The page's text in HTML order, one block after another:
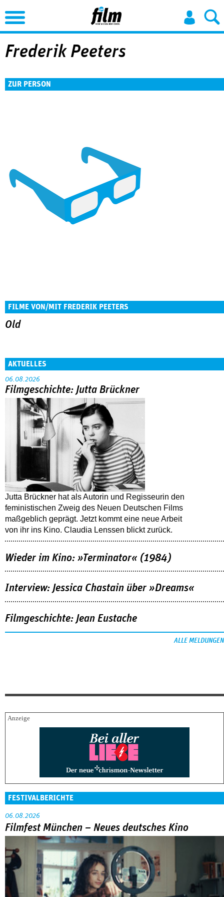
Jump to Navigation
Frederik Peeters
ZUR PERSON
FILME VON/MIT FREDERIK PEETERS
Old
AKTUELLES
06.08.2026
Filmgeschichte: Jutta Brückner
Jutta Brückner hat als Autorin und Regisseurin den
feministischen Zweig des Neuen Deutschen Films
maßgeblich geprägt. Jetzt kommt eine neue Arbeit
von ihr ins Kino. Claudia Lenssen blickt zurück.
Wieder im Kino: »Terminator« (1984)
Interview: Jessica Chastain über »Dreams«
Filmgeschichte: Jean Eustache
ALLE MELDUNGEN
FESTIVALBERICHTE
06.08.2026
Filmfest München – Neues deutsches Kino